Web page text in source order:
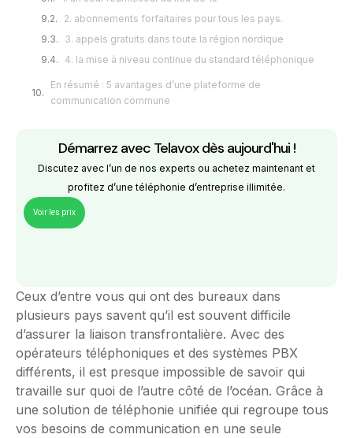
2. abonnements forfaitaires pour tous les pays.
3. appels gratuits dans toute la région nordique
4. la mise à niveau continue du standard téléphonique
En résumé : 5 avantages d’une plateforme de
communication commune
Démarrez avec Telavox dès aujourd'hui !
Discutez avec l’un de nos experts ou achetez maintenant et
profitez d’une téléphonie d’entreprise illimitée.
Voir les prix
Ceux d’entre vous qui ont des bureaux dans
plusieurs pays savent qu’il est souvent difficile
d’assurer la liaison transfrontalière. Avec des
opérateurs téléphoniques et des systèmes PBX
différents, il est presque impossible de savoir qui
travaille sur quoi de l’autre côté de l’océan. Grâce à
une solution de téléphonie unifiée qui regroupe tous
vos besoins de communication en une seule